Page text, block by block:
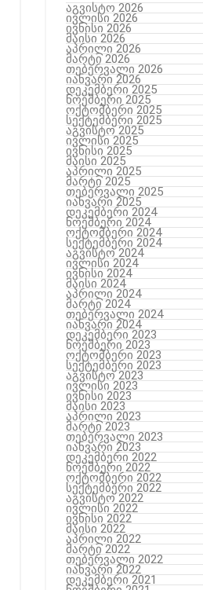
აგვისტო 2026
ივლისი 2026
ივნისი 2026
მაისი 2026
აპრილი 2026
მარტი 2026
თებერვალი 2026
იანვარი 2026
დეკემბერი 2025
ნოემბერი 2025
ოქტომბერი 2025
სექტემბერი 2025
აგვისტო 2025
ივლისი 2025
ივნისი 2025
მაისი 2025
აპრილი 2025
მარტი 2025
თებერვალი 2025
იანვარი 2025
დეკემბერი 2024
ნოემბერი 2024
ოქტომბერი 2024
სექტემბერი 2024
აგვისტო 2024
ივლისი 2024
ივნისი 2024
მაისი 2024
აპრილი 2024
მარტი 2024
თებერვალი 2024
იანვარი 2024
დეკემბერი 2023
ნოემბერი 2023
ოქტომბერი 2023
სექტემბერი 2023
აგვისტო 2023
ივლისი 2023
ივნისი 2023
მაისი 2023
აპრილი 2023
მარტი 2023
თებერვალი 2023
იანვარი 2023
დეკემბერი 2022
ნოემბერი 2022
ოქტომბერი 2022
სექტემბერი 2022
აგვისტო 2022
ივლისი 2022
ივნისი 2022
მაისი 2022
აპრილი 2022
მარტი 2022
თებერვალი 2022
იანვარი 2022
დეკემბერი 2021